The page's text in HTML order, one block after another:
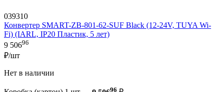
039310
Конвертер SMART-ZB-801-62-SUF Black (12-24V, TUYA Wi-
Fi) (IARL, IP20 Пластик, 5 лет)
9 50696
₽/шт
Нет в наличии
96